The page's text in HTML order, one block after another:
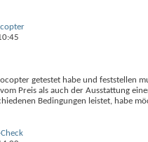
getestet habe und feststellen
Preis als auch der Ausstattung
Bedingungen leistet, habe